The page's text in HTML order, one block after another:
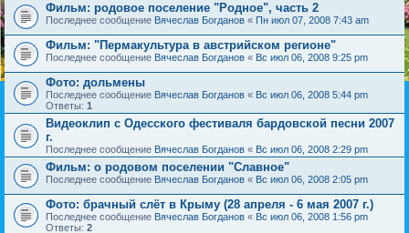
Фильм: родовое поселение "Родное", часть 2
Последнее сообщение Вячеслав Богданов « Пн июл 07, 2008 7:43 am
Фильм: "Пермакультура в австрийском регионе"
Последнее сообщение Вячеслав Богданов « Вс июл 06, 2008 9:25 pm
Фото: дольмены
Последнее сообщение Вячеслав Богданов « Вс июл 06, 2008 5:44 pm
Ответы: 1
Видеоклип с Одесского фестиваля бардовской песни 2007
г.
Последнее сообщение Вячеслав Богданов « Вс июл 06, 2008 2:29 pm
Фильм: о родовом поселении "Славное"
Последнее сообщение Вячеслав Богданов « Вс июл 06, 2008 2:05 pm
Фото: брачный слёт в Крыму (28 апреля - 6 мая 2007 г.)
Последнее сообщение Вячеслав Богданов « Вс июл 06, 2008 1:56 pm
Ответы: 2